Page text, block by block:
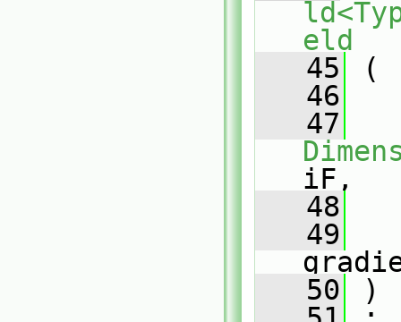
eld
   45
(
   46
   47
iF,
   48
   49
   50
)